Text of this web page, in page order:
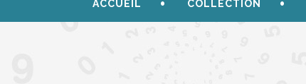
ACCUEIL COLLECTION